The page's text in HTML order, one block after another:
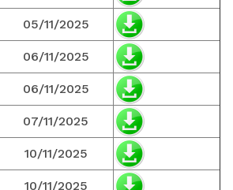
05/11/2025
06/11/2025
06/11/2025
07/11/2025
10/11/2025
10/11/2025